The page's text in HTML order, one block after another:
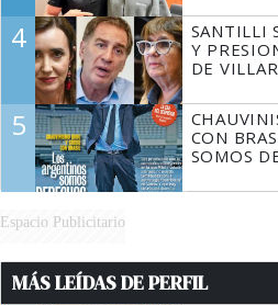
4
SANTILLI
Y
DE
5
CON
SOMOS
Espacio Publicitario
MÁS LEÍDAS DE PERFIL